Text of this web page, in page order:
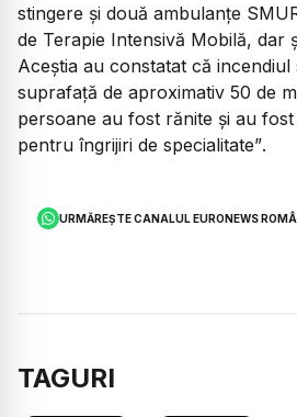
stingere și două ambulanțe
de Terapie Intensivă Mobilă, dar
Aceștia au constatat că incendiul
suprafață de aproximativ 50 de
persoane au fost rănite și au
pentru îngrijiri de specialitate”.
URMĂREȘTE CANALUL EURONEWS
TAGURI